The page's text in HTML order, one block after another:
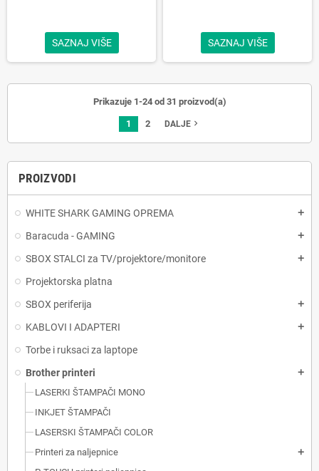
PROIZVODI
WHITE SHARK GAMING OPREMA add
Baracuda - GAMING add
SBOX STALCI za TV/projektore/monitore add
Projektorska platna
SBOX periferija
add
KABLOVI I ADAPTERI add
Torbe i ruksaci za laptope
Brother printeri
add
LASERKI ŠTAMPAČI MONO
INKJET ŠTAMPAČI
LASERSKI ŠTAMPAČI COLOR
Printeri za naljepnice
add
SAZNAJ VIŠE SAZNAJ VIŠE
Prikazuje 1-24 od 31 proizvod(a)
1 2 DALJEnavigate_next